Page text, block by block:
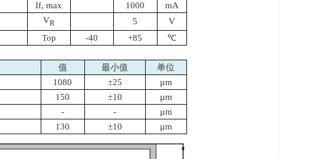
If, max 1000
mA
VR 5
V
Top -40 +85
℃
值 最小值
单位
1080 ±25
µm
150 ±10
µm
- -
µm
130 ±10 µm